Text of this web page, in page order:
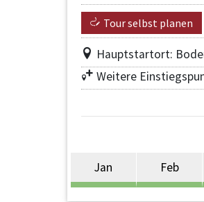
Tour selbst planen
Hauptstartort:
Weitere
Jan Feb